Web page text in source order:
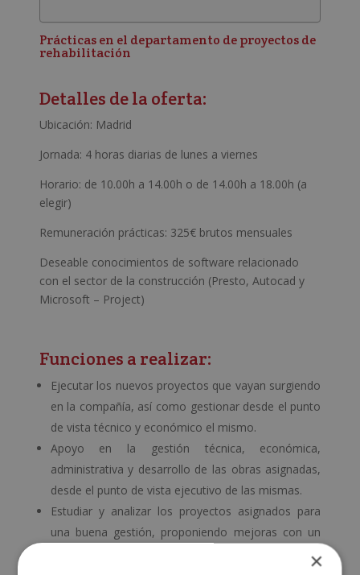
Prácticas en el departamento de proyectos de
rehabilitación
Detalles de la oferta:
Ubicación: Madrid
Jornada: 4 horas diarias de lunes a viernes
Horario: de 10.00h a 14.00h o de 14.00h a 18.00h (a
elegir)
Remuneración prácticas: 325€ brutos mensuales
Deseable conocimientos de software relacionado
con el sector de la construcción (Presto, Autocad y
Microsoft – Project)
Funciones a realizar:
Ejecutar los nuevos proyectos que vayan surgiendo
en la compañía, así como gestionar desde el punto
de vista técnico y económico el mismo.
Apoyo en la gestión técnica, económica,
administrativa y desarrollo de las obras asignadas,
desde el punto de vista ejecutivo de las mismas.
Estudiar y analizar los proyectos asignados para
una buena gestión, proponiendo mejoras con un
objetivo de mejora de la rentabilidad inicial
×